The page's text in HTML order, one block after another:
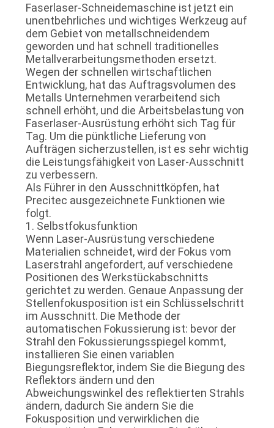
FORDERN
EIN
ANGEBOT
РУССКИЙ
САЙТ
SITEMAP
PRIVACY
POLICY
Faserlaser-Schneidemaschine ist jetzt ein
unentbehrliches und wichtiges Werkzeug auf
dem Gebiet von metallschneidendem
geworden und hat schnell traditionelles
Metallverarbeitungsmethoden ersetzt.
Wegen der schnellen wirtschaftlichen
Entwicklung, hat das Auftragsvolumen des
Metalls Unternehmen verarbeitend sich
schnell erhöht, und die Arbeitsbelastung von
Faserlaser-Ausrüstung erhöht sich Tag für
Tag. Um die pünktliche Lieferung von
Aufträgen sicherzustellen, ist es sehr wichtig
die Leistungsfähigkeit von Laser-Ausschnitt
zu verbessern.
Als Führer in den Ausschnittköpfen, hat
Precitec ausgezeichnete Funktionen wie
folgt.
1. Selbstfokusfunktion
Wenn Laser-Ausrüstung verschiedene
Materialien schneidet, wird der Fokus vom
Laserstrahl angefordert, auf verschiedene
Positionen des Werkstückabschnitts
gerichtet zu werden. Genaue Anpassung der
Stellenfokusposition ist ein Schlüsselschritt
im Ausschnitt. Die Methode der
automatischen Fokussierung ist: bevor der
Strahl den Fokussierungsspiegel kommt,
installieren Sie einen variablen
Biegungsreflektor, indem Sie die Biegung des
Reflektors ändern und den
Abweichungswinkel des reflektierten Strahls
ändern, dadurch Sie ändern Sie die
Fokusposition und verwirklichen die